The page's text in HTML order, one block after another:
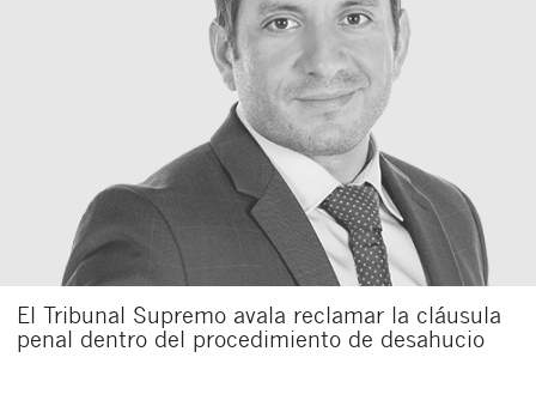
El Tribunal Supremo avala reclamar la cláusula
penal dentro del procedimiento de desahucio